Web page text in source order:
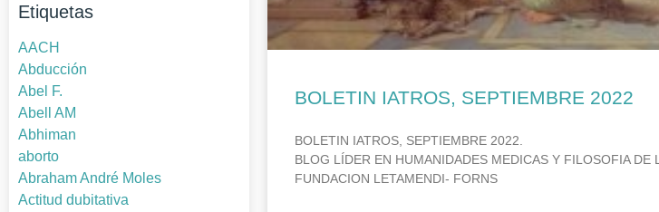
Etiquetas
AACH
Abducción
Abel F.
Abell AM
Abhiman
aborto
Abraham André Moles
Actitud dubitativa
BOLETIN IATROS, SEPTIEMBRE 2022
BOLETIN IATROS, SEPTIEMBRE 2022.
BLOG LÍDER EN HUMANIDADES MEDICAS Y FILOSOFIA DE
FUNDACION LETAMENDI- FORNS